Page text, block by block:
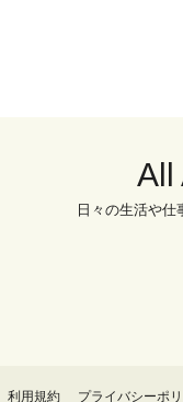
All
日々の生活や仕
利用規約 プライバシーポ